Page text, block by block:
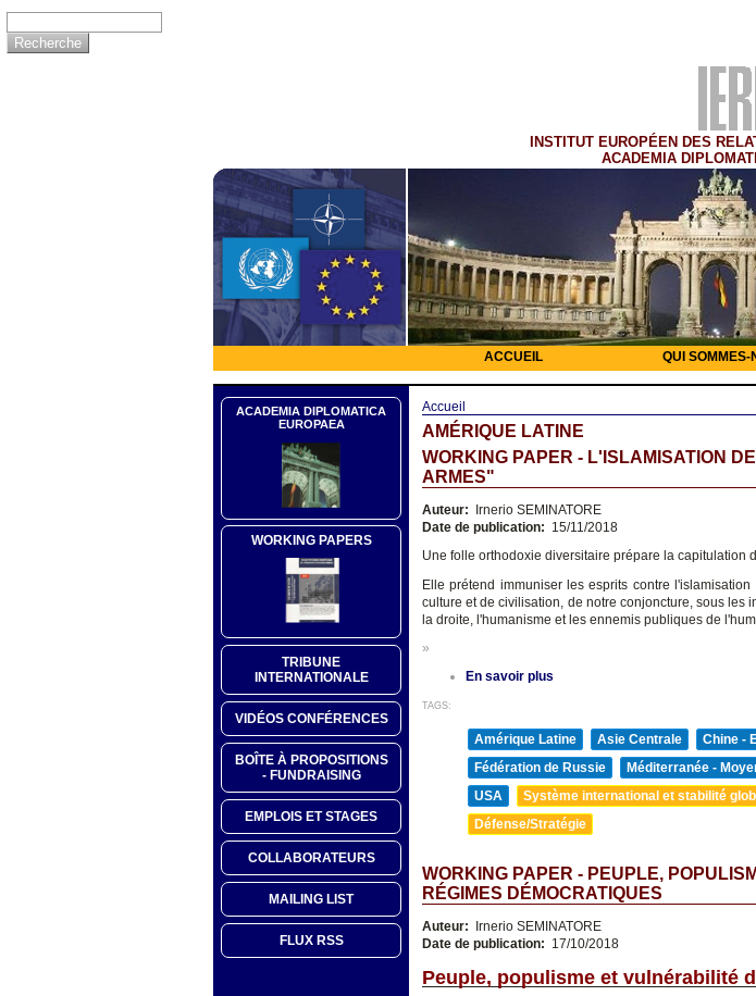
INSTITUT EUROPÉEN DES
ACADEMIA
ACCUEIL QUI SOMMES-
ACADEMIA DIPLOMATICA
EUROPAEA
WORKING PAPERS
TRIBUNE
INTERNATIONALE
VIDÉOS CONFÉRENCES
BOÎTE À PROPOSITIONS
- FUNDRAISING
EMPLOIS ET STAGES
COLLABORATEURS
MAILING LIST
FLUX RSS
Accueil
AMÉRIQUE LATINE
WORKING PAPER - L'ISLAMISATION
ARMES"
Auteur: Irnerio SEMINATORE
Date de publication: 15/11/2018
Une folle orthodoxie diversitaire prépare la capitulation
Elle prétend immuniser les esprits contre
culture et de civilisation, de notre conjoncture, sous les
la droite, l'humanisme et les ennemis publiques de
»
En savoir plus
TAGS:
Amérique Latine Asie Centrale Chine -
Fédération de Russie
Méditerranée -
USA
Système international et stabilité
Défense/Stratégie
WORKING PAPER - PEUPLE,
RÉGIMES DÉMOCRATIQUES
Auteur:
Irnerio SEMINATORE
Date de publication: 17/10/2018
Peuple, populisme et vulnérabilité